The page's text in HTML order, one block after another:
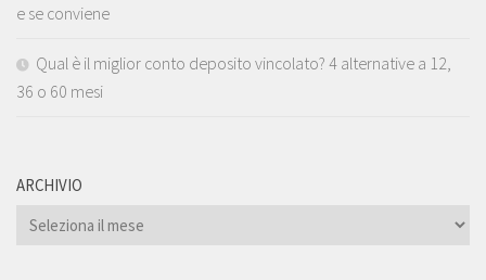
e se conviene
Qual è il miglior conto deposito vincolato? 4 alternative a 12,
36 o 60 mesi
ARCHIVIO
ARCHIVIO